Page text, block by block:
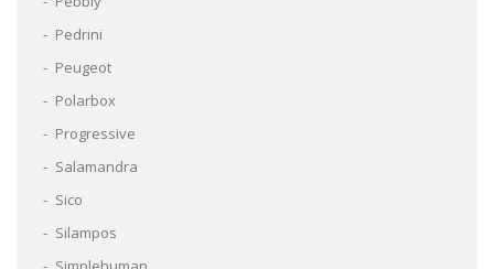
Pedrini
Peugeot
Polarbox
Progressive
Salamandra
Sico
Silampos